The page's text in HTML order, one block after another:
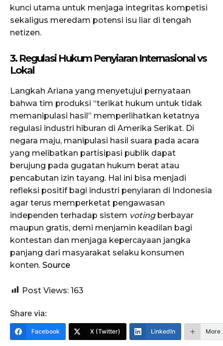
kunci utama untuk menjaga integritas kompetisi
sekaligus meredam potensi isu liar di tengah
netizen.
3. Regulasi Hukum Penyiaran Internasional vs
Lokal
Langkah Ariana yang menyetujui pernyataan
bahwa tim produksi “terikat hukum untuk tidak
memanipulasi hasil” memperlihatkan ketatnya
regulasi industri hiburan di Amerika Serikat. Di
negara maju, manipulasi hasil suara pada acara
yang melibatkan partisipasi publik dapat
berujung pada gugatan hukum berat atau
pencabutan izin tayang. Hal ini bisa menjadi
refleksi positif bagi industri penyiaran di Indonesia
agar terus memperketat pengawasan
independen terhadap sistem votingberbayar
maupun gratis, demi menjamin keadilan bagi
kontestan dan menjaga kepercayaan jangka
panjang dari masyarakat selaku konsumen
konten. Source
Post Views: 163
Share via:
Facebook X (Twitter) LinkedIn More